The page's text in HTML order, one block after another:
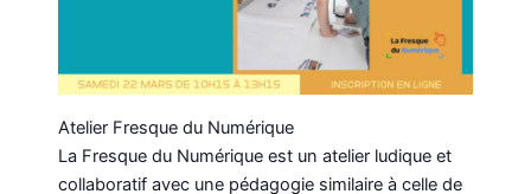
Atelier Fresque du Numérique
La Fresque du Numérique est un atelier ludique et
collaboratif avec une pédagogie similaire à celle de